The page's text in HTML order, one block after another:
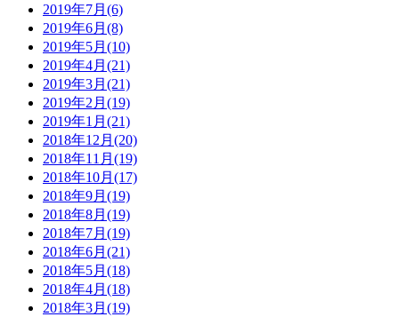
2019年7月(6)
2019年6月(8)
2019年5月(10)
2019年4月(21)
2019年3月(21)
2019年2月(19)
2019年1月(21)
2018年12月(20)
2018年11月(19)
2018年10月(17)
2018年9月(19)
2018年8月(19)
2018年7月(19)
2018年6月(21)
2018年5月(18)
2018年4月(18)
2018年3月(19)